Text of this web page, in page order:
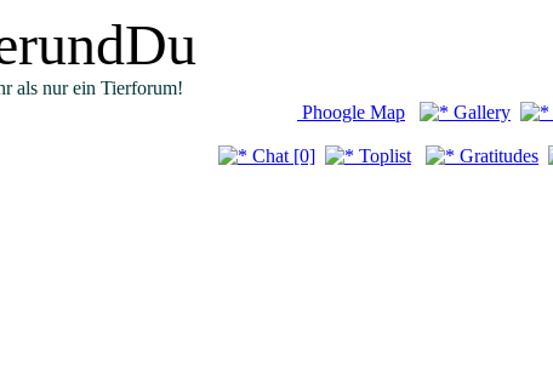
als nur ein Tierforum!
Phoogle Map Gallery
Chat [0] Toplist Gratitudes